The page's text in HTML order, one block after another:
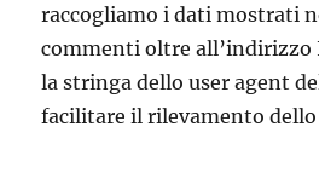
raccogliamo i dati mostrati
commenti oltre all’indirizzo
la stringa dello user agent
facilitare il rilevamento dello